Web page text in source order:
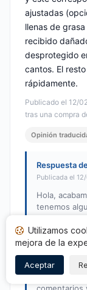
Publicado el 12/
tras una compra
ajustadas
llenas de
recibido
desprotegido
cantos. El
rápidamente.
Opinión
Respuesta
Publicada el
Hola,
tenemos
producto de
cierto que
productos
producto de
Información
Utilizamos
mejora de la
Aceptar